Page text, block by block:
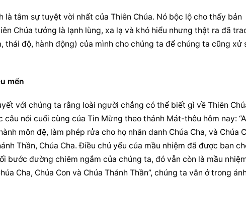
là tâm sự tuyệt vời nhất của Thiên Chúa. Nó bộc lộ cho thấy bản
Chúa tưởng là lạnh lùng, xa lạ và khó hiểu nhưng thật ra đã
thái độ, hành động) của mình cho chúng ta để chúng ta cũng xử
mến
với chúng ta rằng loài người chẳng có thể biết gì về Thiên
nói cuối cùng của Tin Mừng theo thánh Mát-thêu hôm nay:
môn đệ, làm phép rửa cho họ nhân danh Chúa Cha, và Chúa
Thần, Chúa Cha. Điều chủ yếu của mầu nhiệm đã được ban
bước đường chiêm ngắm của chúng ta, đó vẫn còn là mầu
Cha, Chúa Con và Chúa Thánh Thần”, chúng ta vẫn ở trong ánh